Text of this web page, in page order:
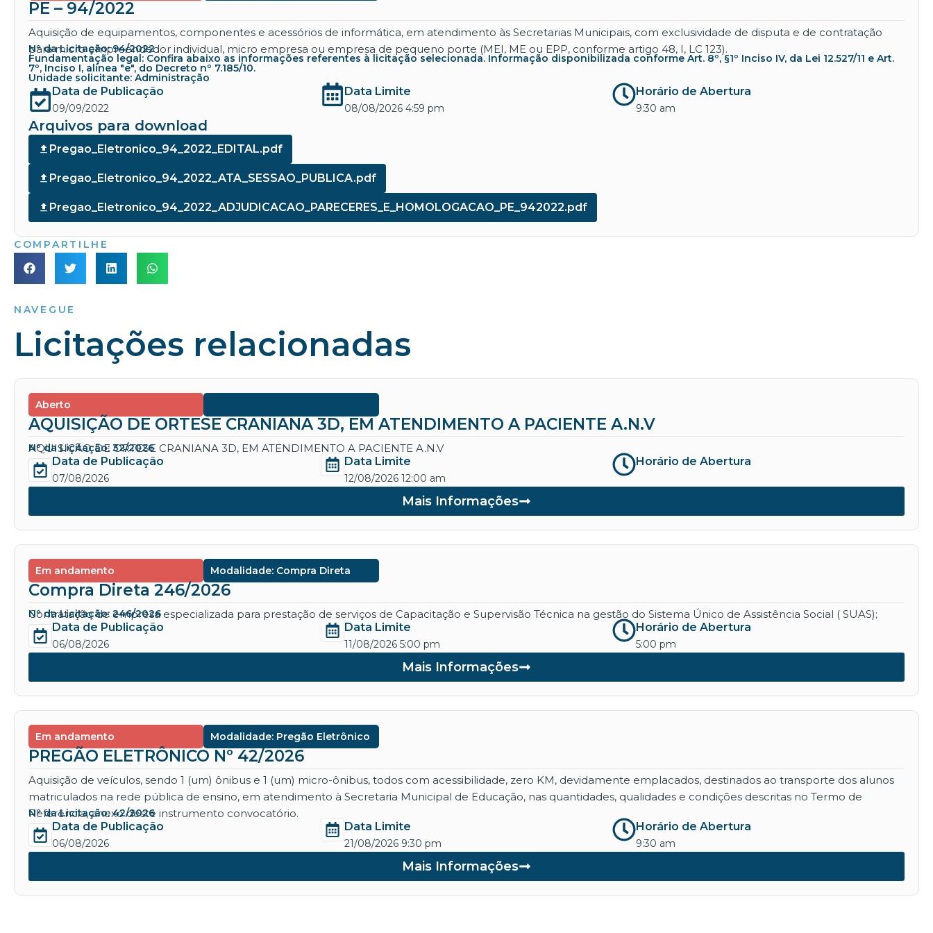
PE – 94/2022
Aquisição de equipamentos, componentes e acessórios de informática, em atendimento às Secretarias Municipais, com exclusividade de disputa e de contratação
para micro empreendedor individual, micro empresa ou empresa de pequeno porte (MEI, ME ou EPP, conforme artigo 48, I, LC 123).
Nº da Licitação: 94/2022
Fundamentação legal: Confira abaixo as informações referentes à licitação selecionada. Informação disponibilizada conforme Art. 8º, §1º Inciso IV, da Lei 12.527/11 e Art.
7º, Inciso I, alínea "e", do Decreto nº 7.185/10.
Unidade solicitante: Administração
Data de Publicação
09/09/2022
Data Limite
08/08/2026 4:59 pm
Horário de Abertura
9:30 am
Arquivos para download
Pregao_Eletronico_94_2022_EDITAL.pdf
Pregao_Eletronico_94_2022_ATA_SESSAO_PUBLICA.pdf
Pregao_Eletronico_94_2022_ADJUDICACAO_PARECERES_E_HOMOLOGACAO_PE_942022.pdf
COMPARTILHE
NAVEGUE
Licitações relacionadas
Aberto
AQUISIÇÃO DE ORTESE CRANIANA 3D, EM ATENDIMENTO A PACIENTE A.N.V
AQUISIÇÃO DE ORTESE CRANIANA 3D, EM ATENDIMENTO A PACIENTE A.N.V
Nº da Licitação: 32/2026
Data de Publicação
07/08/2026
Data Limite
12/08/2026 12:00 am
Horário de Abertura
Mais Informações
Em andamento Modalidade: Compra Direta
Compra Direta 246/2026
Contratação de empresa especializada para prestação de serviços de Capacitação e Supervisão Técnica na gestão do Sistema Único de Assistência Social ( SUAS);
Nº da Licitação: 246/2026
Data de Publicação
06/08/2026
Data Limite
11/08/2026 5:00 pm
Horário de Abertura
5:00 pm
Mais Informações
Em andamento Modalidade: Pregão Eletrônico
PREGÃO ELETRÔNICO Nº 42/2026
Aquisição de veículos, sendo 1 (um) ônibus e 1 (um) micro-ônibus, todos com acessibilidade, zero KM, devidamente emplacados, destinados ao transporte dos alunos
matriculados na rede pública de ensino, em atendimento à Secretaria Municipal de Educação, nas quantidades, qualidades e condições descritas no Termo de
Referência, anexo deste instrumento convocatório.
Nº da Licitação: 42/2026
Data de Publicação
06/08/2026
Data Limite
21/08/2026 9:30 pm
Horário de Abertura
9:30 am
Mais Informações